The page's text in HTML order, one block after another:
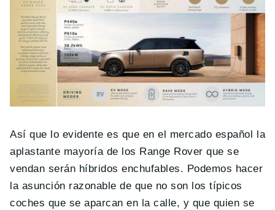
Así que lo evidente es que en el mercado español la
aplastante mayoría de los Range Rover que se
vendan serán híbridos enchufables. Podemos hacer
la asunción razonable de que no son los típicos
coches que se aparcan en la calle, y que quien se